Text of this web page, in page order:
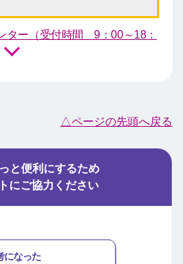
ター（受付時間 9：00～18：
△ページの先頭へ戻る
と便利にするため
にご協力ください
になった